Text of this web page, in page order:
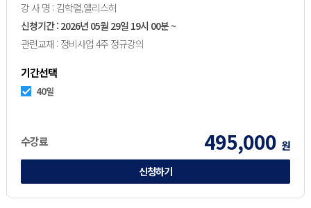
강 사 명 : 김학렬,앨리스허
신청기간 : 2026년 05월 29일 19시 00분 ~
관련교재 : 정비사업 4주 정규강의
기간선택
40일
수강료 495,000 원
신청하기